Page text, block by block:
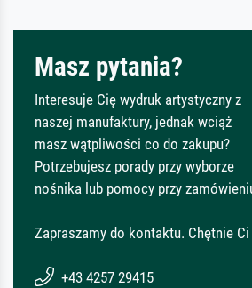
Masz pytania?
Interesuje Cię wydruk artystyczny z
naszej manufaktury, jednak wciąż
masz wątpliwości co do zakupu?
Potrzebujesz porady przy wyborze
nośnika lub pomocy przy
Zapraszamy do kontaktu. Chętnie
+43 4257 29415